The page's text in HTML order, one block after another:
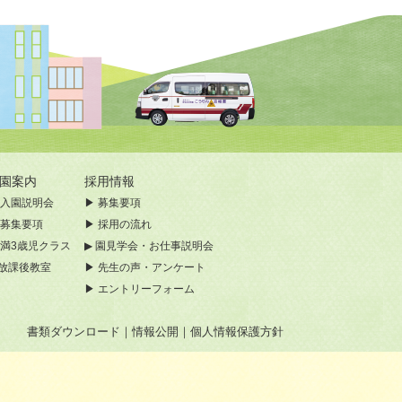
園案内 採用情報
入園説明会
募集要項
満3歳児クラス
課後教室
募集要項
採用の流れ
園見学会・お仕事説明会
先生の声・アンケート
エントリーフォーム
書類ダウンロード ｜情報公開 ｜ 個人情報保護方針